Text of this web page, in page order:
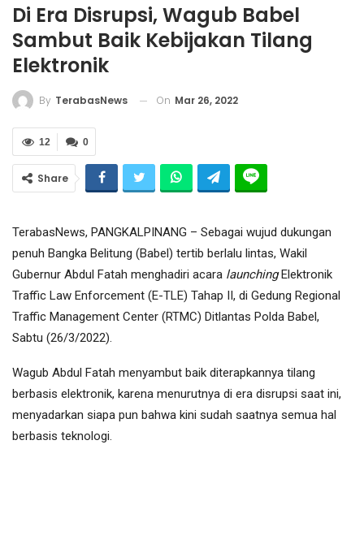
Di Era Disrupsi, Wagub Babel
Sambut Baik Kebijakan Tilang
Elektronik
By TerabasNews On Mar 26, 2022
0
12
Share
TerabasNews, PANGKALPINANG – Sebagai wujud dukungan
penuh Bangka Belitung (Babel) tertib berlalu lintas, Wakil
Gubernur Abdul Fatah menghadiri acara launchingElektronik
Traffic Law Enforcement (E-TLE) Tahap II, di Gedung Regional
Traffic Management Center (RTMC) Ditlantas Polda Babel,
Sabtu (26/3/2022).
Wagub Abdul Fatah menyambut baik diterapkannya tilang
berbasis elektronik, karena menurutnya di era disrupsi saat ini,
menyadarkan siapa pun bahwa kini sudah saatnya semua hal
berbasis teknologi.